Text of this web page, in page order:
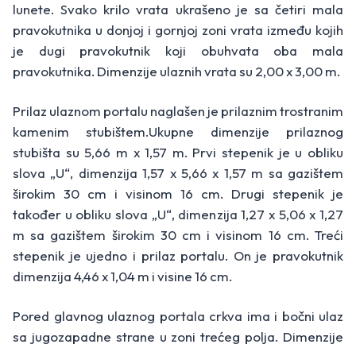
lunete. Svako krilo vrata ukrašeno je sa četiri mala
pravokutnika u donjoj i gornjoj zoni vrata između kojih
je dugi pravokutnik koji obuhvata oba mala
pravokutnika. Dimenzije ulaznih vrata su 2,00 x 3,00 m.
Prilaz ulaznom portalu naglašen je prilaznim trostranim
kamenim stubištem.Ukupne dimenzije prilaznog
stubišta su 5,66 m x 1,57 m. Prvi stepenik je u obliku
slova „U“, dimenzija 1,57 x 5,66 x 1,57 m sa gazištem
širokim 30 cm i visinom 16 cm. Drugi stepenik je
također u obliku slova „U“, dimenzija 1,27 x 5,06 x 1,27
m sa gazištem širokim 30 cm i visinom 16 cm. Treći
stepenik je ujedno i prilaz portalu. On je pravokutnik
dimenzija 4,46 x 1,04 m i visine 16 cm.
Pored glavnog ulaznog portala crkva ima i bočni ulaz
sa jugozapadne strane u zoni trećeg polja. Dimenzije